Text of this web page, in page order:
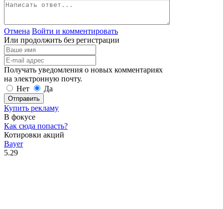
Отмена Войти и комментировать
Или продолжить без регистрации
Получать уведомления о новых комментариях
на электронную почту.
Нет
Да
Отправить
Купить рекламу
В фокусе
Как сюда попасть?
Котировки акций
Bayer
5.29